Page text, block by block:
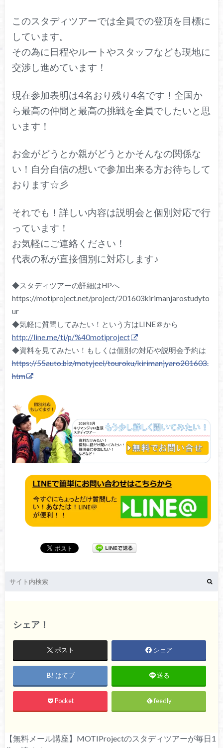
このスタディツアーでは全員での登頂を目標に
しています。
その為に日程やルートやスタッフなども現地に
交渉し進めています！
現在参加表明は4名おり残り4名です！全国か
ら最高の仲間と最高の挑戦を全員でしたいと思
います！
お金がどうとか親がどうとかそんなの関係な
い！自分自信の想いで参加出来る方お待ちして
おります☆彡
それでも！詳しい内容は説明会と個別対応で行
っています！
お気軽にご連絡ください！
代表の私が直接個別に対応します♪
◆スタディツアーの詳細はHPへ
https://motiproject.net/project/201603kirimanjarostudyto
ur
◆気軽に質問してみたい！という方はLINE＠から
http://line.me/ti/p/%40motiproject
◆資料を見てみたい！もしくは個別の対応や説明会予約は
https://55auto.biz/motyjeel/touroku/kirimanjyaro201603.
htm
シェア！
ポスト シェア
はてブ 送る
Pocket feedly
【無料メール講座】MOTIProjectのスタディツアーが毎日1